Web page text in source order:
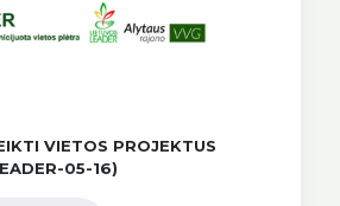
VIETOS PROJEKTUS
05-16)